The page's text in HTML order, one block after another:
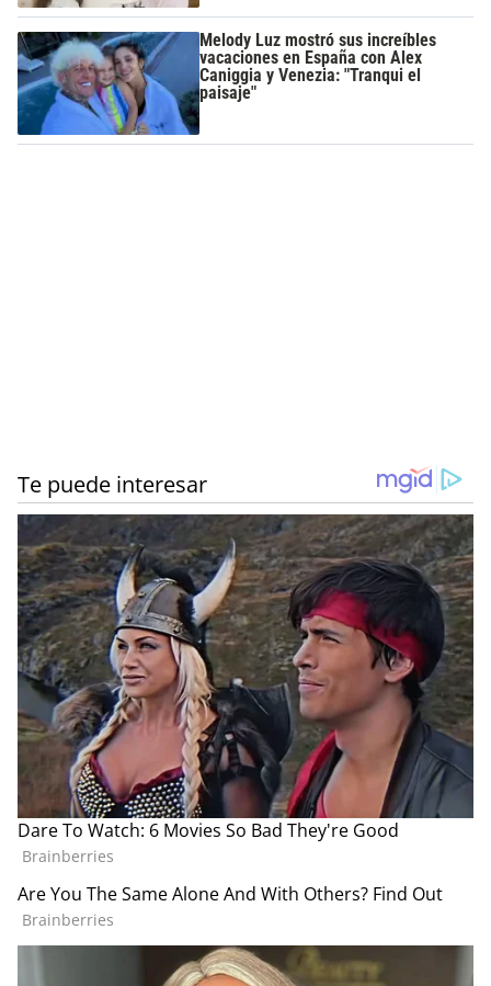
Melody Luz mostró sus increíbles
vacaciones en España con Alex
Caniggia y Venezia: "Tranqui el
paisaje"